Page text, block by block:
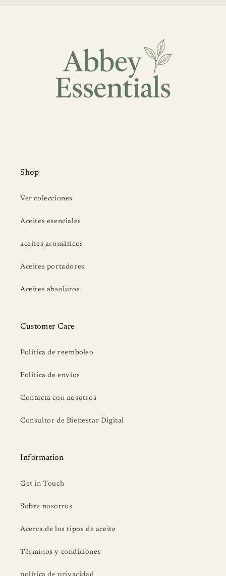
Shop
Ver colecciones
Aceites esenciales
aceites aromáticos
Aceites portadores
Aceites absolutos
Customer Care
Política de reembolso
Política de envíos
Contacta con nosotros
Consultor de Bienestar Digital
Information
Get in Touch
Sobre nosotros
Acerca de los tipos de aceite
Términos y condiciones